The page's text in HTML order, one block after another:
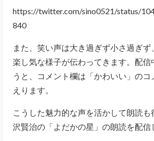
https://twitter.com/sino0521/status/
840
また、笑い声は大き過ぎず小さ過ぎず
楽し気な様子が伝わってきます。配信
うと、コメント欄は「かわいい」の
えります。
こうした魅力的な声を活かして朗読
沢賢治の「よだかの星」の朗読を配信